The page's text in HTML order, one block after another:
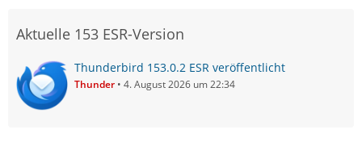
Aktuelle 153 ESR-Version
Thunderbird 153.0.2 ESR veröffentlicht
Thunder 4. August 2026 um 22:34